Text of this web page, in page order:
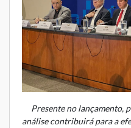
Presente no lançamento,
análise contribuirá para a